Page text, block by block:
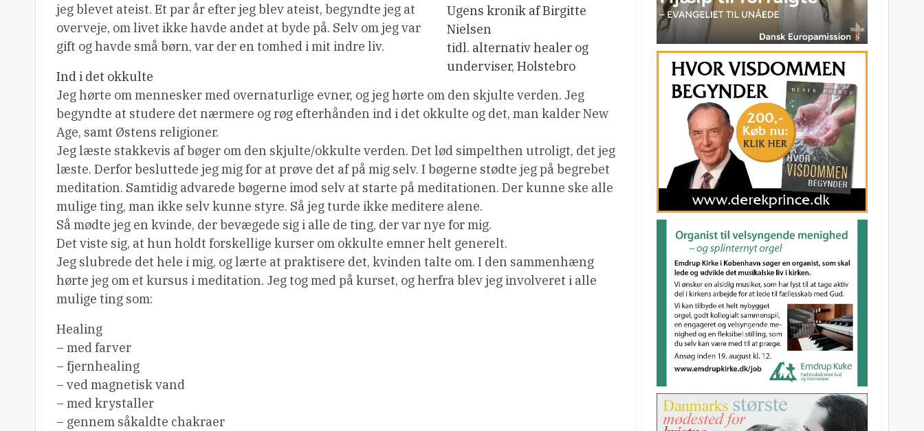
Ugens kronik af Birgitte
Nielsen
tidl. alternativ healer og
underviser, Holstebro
jeg blevet ateist. Et par år efter jeg blev ateist, begyndte jeg at
overveje, om livet ikke havde andet at byde på. Selv om jeg var
gift og havde små børn, var der en tomhed i mit indre liv.
Ind i det okkulte
Jeg hørte om mennesker med overnaturlige evner, og jeg hørte om den skjulte verden. Jeg
begyndte at studere det nærmere og røg efterhånden ind i det okkulte og det, man kalder New
Age, samt Østens religioner.
Jeg læste stakkevis af bøger om den skjulte/okkulte verden. Det lød simpelthen utroligt, det jeg
læste. Derfor besluttede jeg mig for at prøve det af på mig selv. I bøgerne stødte jeg på begrebet
meditation. Samtidig advarede bøgerne imod selv at starte på meditationen. Der kunne ske alle
mulige ting, man ikke selv kunne styre. Så jeg turde ikke meditere alene.
Så mødte jeg en kvinde, der bevægede sig i alle de ting, der var nye for mig.
Det viste sig, at hun holdt forskellige kurser om okkulte emner helt generelt.
Jeg slubrede det hele i mig, og lærte at praktisere det, kvinden talte om. I den sammenhæng
hørte jeg om et kursus i meditation. Jeg tog med på kurset, og herfra blev jeg involveret i alle
mulige ting som:
Healing
– med farver
– fjernhealing
– ved magnetisk vand
– med krystaller
– gennem såkaldte chakraer